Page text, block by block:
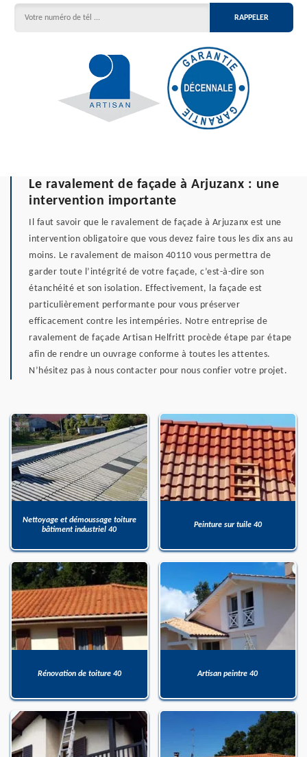
Le ravalement de façade à Arjuzanx : une
intervention importante
Il faut savoir que le ravalement de façade à Arjuzanx est une
intervention obligatoire que vous devez faire tous les dix ans au
moins. Le ravalement de maison 40110 vous permettra de
garder toute l’intégrité de votre façade, c’est-à-dire son
étanchéité et son isolation. Effectivement, la façade est
particulièrement performante pour vous préserver
efficacement contre les intempéries. Notre entreprise de
ravalement de façade Artisan Helfritt procède étape par étape
afin de rendre un ouvrage conforme à toutes les attentes.
N’hésitez pas à nous contacter pour nous confier votre projet.
Nettoyage et démoussage toiture
bâtiment industriel 40
Peinture sur tuile 40
Rénovation de toiture 40 Artisan peintre 40